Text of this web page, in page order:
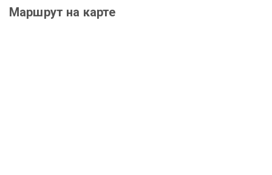
Маршрут на карте